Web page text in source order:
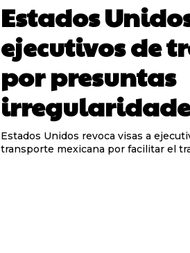
Estados
ejecutivos de
por presuntas
Estados Unidos revoca visas a
transporte mexicana por facilitar el